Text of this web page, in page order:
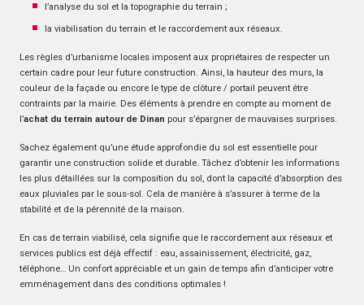
l’analyse du sol et la topographie du terrain ;
la viabilisation du terrain et le raccordement aux réseaux.
Les règles d’urbanisme locales imposent aux propriétaires de respecter un
certain cadre pour leur future construction. Ainsi, la hauteur des murs, la
couleur de la façade ou encore le type de clôture / portail peuvent être
contraints par la mairie. Des éléments à prendre en compte au moment de
l’achat du terrain autour de Dinan pour s’épargner de mauvaises surprises.
Sachez également qu’une étude approfondie du sol est essentielle pour
garantir une construction solide et durable. Tâchez d’obtenir les informations
les plus détaillées sur la composition du sol, dont la capacité d’absorption des
eaux pluviales par le sous-sol. Cela de manière à s’assurer à terme de la
stabilité et de la pérennité de la maison.
En cas de terrain viabilisé, cela signifie que le raccordement aux réseaux et
services publics est déjà effectif : eau, assainissement, électricité, gaz,
téléphone… Un confort appréciable et un gain de temps afin d’anticiper votre
emménagement dans des conditions optimales !